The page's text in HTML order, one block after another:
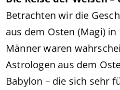
Betrachten wir die
aus dem Osten (Magi)
Männer waren
Astrologen aus dem
Babylon – die sich sehr